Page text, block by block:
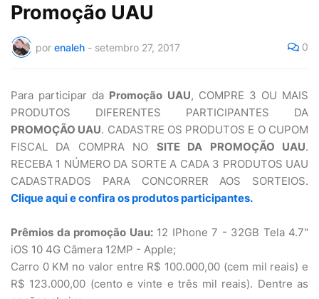
Promoção UAU
por enaleh - setembro 27, 2017 0
Para participar da Promoção UAU, COMPRE 3 OU MAIS
PRODUTOS DIFERENTES PARTICIPANTES DA
PROMOÇÃO UAU. CADASTRE OS PRODUTOS E O CUPOM
FISCAL DA COMPRA NO SITE DA PROMOÇÃO UAU.
RECEBA 1 NÚMERO DA SORTE A CADA 3 PRODUTOS UAU
CADASTRADOS PARA CONCORRER AOS SORTEIOS.
Clique aqui e confira os produtos participantes.
Prêmios da promoção Uau:12 IPhone 7 - 32GB Tela 4.7"
iOS 10 4G Câmera 12MP - Apple;
Carro 0 KM no valor entre R$ 100.000,00 (cem mil reais) e
R$ 123.000,00 (cento e vinte e três mil reais). Dentre as